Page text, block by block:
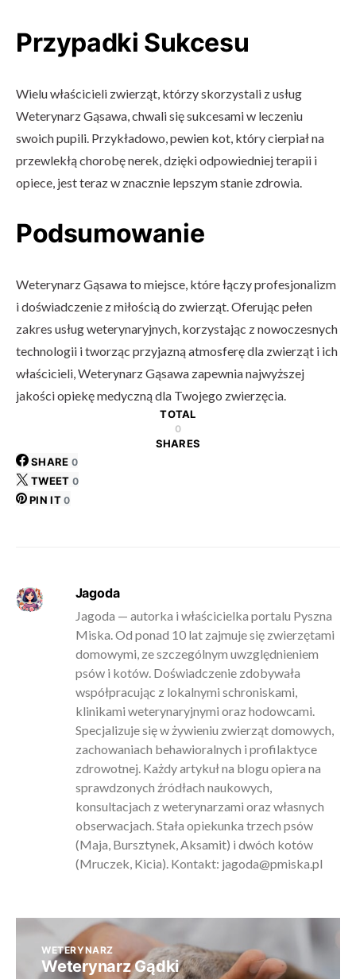
Przypadki Sukcesu
Wielu właścicieli zwierząt, którzy skorzystali z usług
Weterynarz Gąsawa, chwali się sukcesami w leczeniu
swoich pupili. Przykładowo, pewien kot, który cierpiał na
przewlekłą chorobę nerek, dzięki odpowiedniej terapii i
opiece, jest teraz w znacznie lepszym stanie zdrowia.
Podsumowanie
Weterynarz Gąsawa to miejsce, które łączy profesjonalizm
i doświadczenie z miłością do zwierząt. Oferując pełen
zakres usług weterynaryjnych, korzystając z nowoczesnych
technologii i tworząc przyjazną atmosferę dla zwierząt i ich
właścicieli, Weterynarz Gąsawa zapewnia najwyższej
jakości opiekę medyczną dla Twojego zwierzęcia.
TOTAL
0
SHARES
SHARE 0
TWEET 0
PIN IT 0
Jagoda
Jagoda — autorka i właścicielka portalu Pyszna
Miska. Od ponad 10 lat zajmuje się zwierzętami
domowymi, ze szczególnym uwzględnieniem
psów i kotów. Doświadczenie zdobywała
współpracując z lokalnymi schroniskami,
klinikami weterynaryjnymi oraz hodowcami.
Specjalizuje się w żywieniu zwierząt domowych,
zachowaniach behawioralnych i profilaktyce
zdrowotnej. Każdy artykuł na blogu opiera na
sprawdzonych źródłach naukowych,
konsultacjach z weterynarzami oraz własnych
obserwacjach. Stała opiekunka trzech psów
(Maja, Bursztynek, Aksamit) i dwóch kotów
(Mruczek, Kicia). Kontakt: jagoda@pmiska.pl
WETERYNARZ
Weterynarz Gądki